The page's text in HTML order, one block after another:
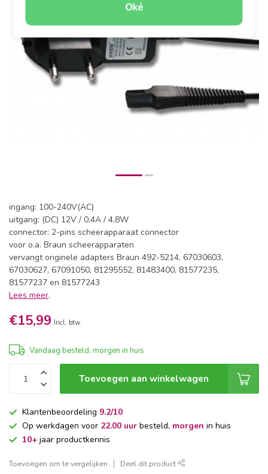
Oké
ingang: 100-240V(AC)
uitgang: (DC) 12V / 0,4A / 4,8W
connector: 2-pins scheerapparaat connector
voor o.a. Braun scheerapparaten
vervangt originele adapters Braun 492-5214, 67030603,
67030627, 67091050, 81295552, 81483400, 81577235,
81577237 en 81577243
Lees meer.
€15,99 Incl. btw
Vandaag besteld, morgen in huis
Toevoegen aan winkelwagen
Klantenbeoordeling 9.2/10
Op werkdagen voor 22.00 uur besteld, morgen in huis
10+ jaar productkennis
Toevoegen om te vergelijken Deel dit product